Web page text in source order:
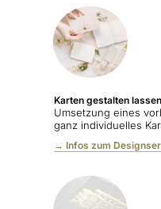
Karten gestalten
Umsetzung eines
ganz individuelles
→ Infos zum